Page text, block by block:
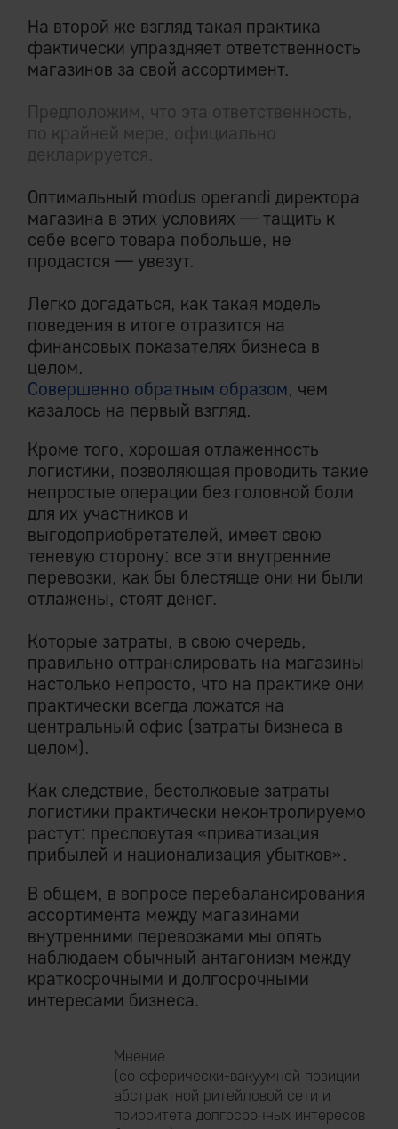
На второй же взгляд такая практика
фактически упраздняет ответственность
магазинов за свой ассортимент.
Предположим, что эта ответственность,
по крайней мере, официально
декларируется.
Оптимальный modus operandi директора
магазина в этих условиях — тащить к
себе всего товара побольше, не
продастся — увезут.
Легко догадаться, как такая модель
поведения в итоге отразится на
финансовых показателях бизнеса в
целом.
Совершенно обратным образом, чем
казалось на первый взгляд.
Кроме того, хорошая отлаженность
логистики, позволяющая проводить такие
непростые операции без головной боли
для их участников и
выгодоприобретателей, имеет свою
теневую сторону: все эти внутренние
перевозки, как бы блестяще они ни были
отлажены, стоят денег.
Которые затраты, в свою очередь,
правильно оттранслировать на магазины
настолько непросто, что на практике они
практически всегда ложатся на
центральный офис (затраты бизнеса в
целом).
Как следствие, бестолковые затраты
логистики практически неконтролируемо
растут: пресловутая «приватизация
прибылей и национализация убытков».
В общем, в вопросе перебалансирования
ассортимента между магазинами
внутренними перевозками мы опять
наблюдаем обычный антагонизм между
краткосрочными и долгосрочными
интересами бизнеса.
Мнение
(со сферически-вакуумной позиции
абстрактной ритейловой сети и
приоритета долгосрочных интересов